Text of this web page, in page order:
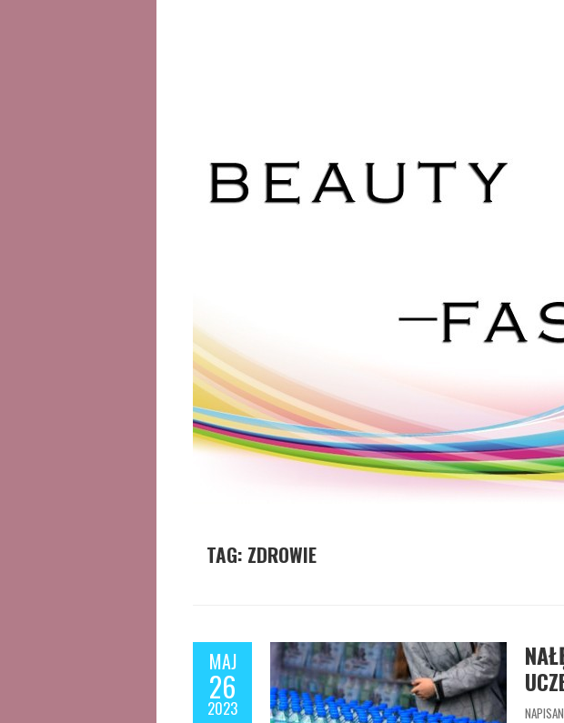
TAG: ZDROWIE
MAJ
26
2023